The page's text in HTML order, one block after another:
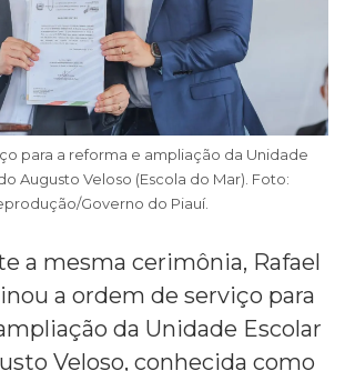
para a reforma e ampliação da Unidade
Augusto Veloso (Escola do Mar). Foto:
Governo do Piauí.
a mesma cerimônia, Rafael
a ordem de serviço para
da Unidade Escolar
Veloso, conhecida como